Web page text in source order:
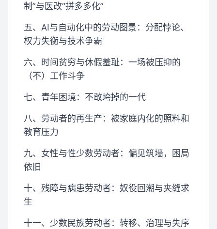
制”与医改“拼多多化”
五、AI与自动化中的劳动图景：分配悖论、
权力失衡与技术争霸
六、时间贫穷与休假羞耻：一场被压抑的
（不）工作斗争
七、青年困境：不敢垮掉的一代
八、劳动者的再生产：被家庭内化的照料和
教育压力
九、女性与性少数劳动者：偏见筑墙，困局
依旧
十、残障与病患劳动者：奴役回潮与夹缝求
生
十一、少数民族劳动者：转移、治理与失序